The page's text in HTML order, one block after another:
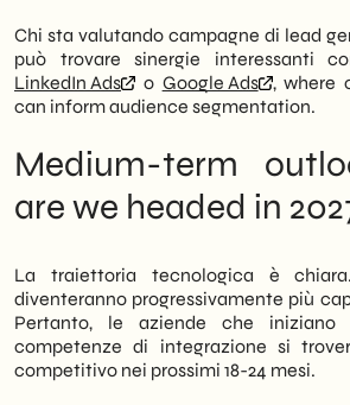
Chi sta valutando campagne di lead
può trovare sinergie interessanti
LinkedIn Ads
o Google Ads
, where
can inform audience segmentation.
Medium-term
are we headed in
La traiettoria tecnologica è
diventeranno progressivamente più
Pertanto, le aziende che iniziano
competenze di integrazione si
competitivo nei prossimi 18-24 mesi.